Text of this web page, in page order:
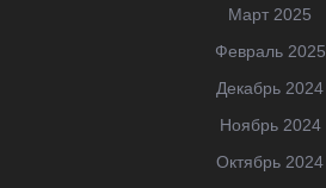
Март 2025
Февраль 2025
Декабрь 2024
Ноябрь 2024
Октябрь 2024